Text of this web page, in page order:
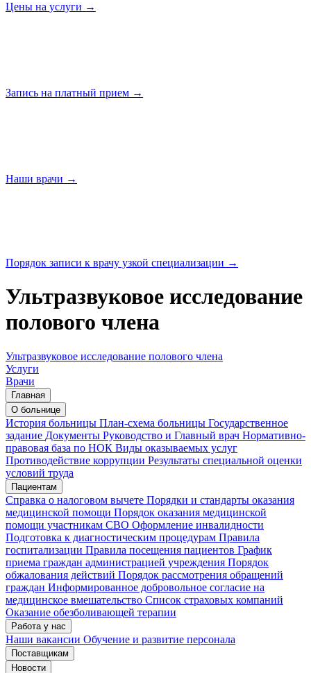
Цены на услуги →
Запись на платный прием →
Наши врачи →
Порядок записи к врачу узкой специализации →
Ультразвуковое исследование
полового члена
Ультразвуковое исследование полового члена
Услуги
Врачи
Главная
О больнице
История больницы План-схема больницы Государственное
задание Документы Руководство и Главный врач Нормативно-
правовая база по НОК Виды оказываемых услуг
Противодействие коррупции Результаты специальной оценки
условий труда
Пациентам
Справка о налоговом вычете Порядки и стандарты оказания
медицинской помощи Порядок оказания медицинской
помощи участникам СВО Оформление инвалидности
Подготовка к диагностическим процедурам Правила
госпитализации Правила посещения пациентов График
приема граждан администрацией учреждения Порядок
обжалования действий Порядок рассмотрения обращений
граждан Информированное добровольное согласие на
медицинское вмешательство Список страховых компаний
Оказание обезболивающей терапии
Работа у нас
Наши вакансии Обучение и развитие персонала
Поставщикам
Новости